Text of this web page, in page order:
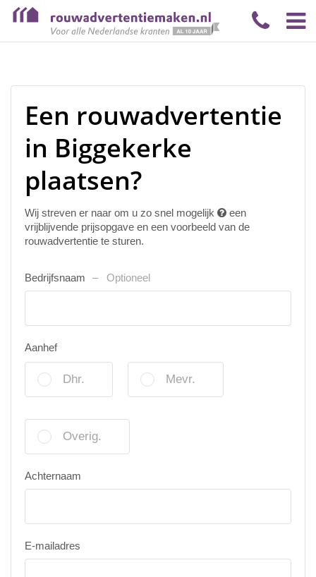
Een rouwadvertentie
in Biggekerke
plaatsen?
Wij streven er naar om u zo snel mogelijk
een
vrijblijvende prijsopgave en een voorbeeld van de
rouwadvertentie te sturen.
Bedrijfsnaam Optioneel
Aanhef
Dhr. Mevr.
Overig.
Achternaam
E-mailadres